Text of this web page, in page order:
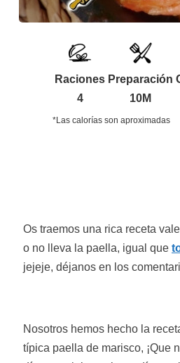
Raciones
4
Preparación
10M
*Las calorías son aproximadas
Os traemos una rica receta
o no lleva la paella, igual que
jejeje, déjanos en los
Nosotros hemos hecho la
típica paella de marisco, ¡Que